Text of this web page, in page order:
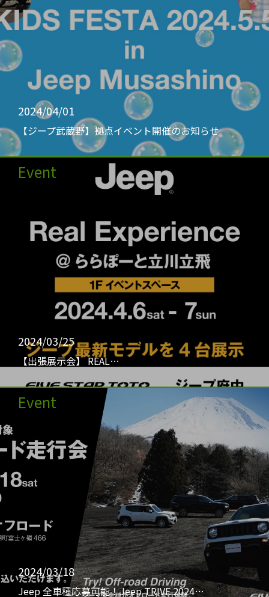
2024/04/01
【ジープ武蔵野】拠点イベント開催のお知らせ
Event
2024/03/25
【出張展示会】 REAL…
Event
2024/03/18
Jeep 全車種応募可能！Jeep TRIVE 2024…